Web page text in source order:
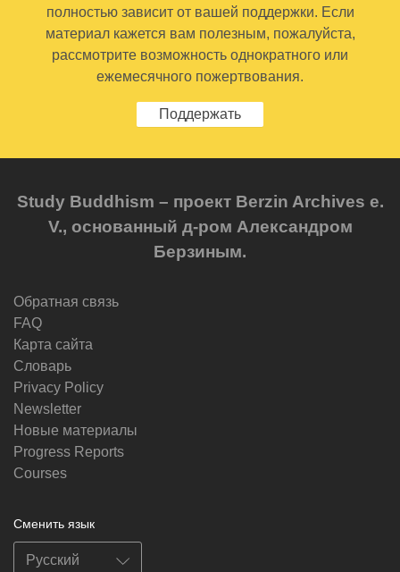
полностью зависит от вашей поддержки. Если
материал кажется вам полезным, пожалуйста,
рассмотрите возможность однократного или
ежемесячного пожертвования.
Поддержать
Study Buddhism – проект Berzin Archives e.
V., основанный д-ром Александром
Берзиным.
Обратная связь
FAQ
Карта сайта
Словарь
Privacy Policy
Newsletter
Новые материалы
Progress Reports
Courses
Сменить язык